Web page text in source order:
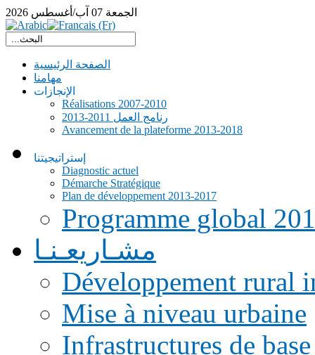
الجمعة 07 آب/أغسطس 2026
الصفحة الرئيسية
مهامنا
الإنجازات
Réalisations 2007-2010
رنامج العمل 2011-2013
Avancement de la plateforme 2013-2018
إستراتيجيتنا
Diagnostic actuel
Démarche Stratégique
Plan de développement 2013-2017
Programme global
مشـاريعـنـا
Développement rural
Mise à niveau urbaine
Infrastructures de